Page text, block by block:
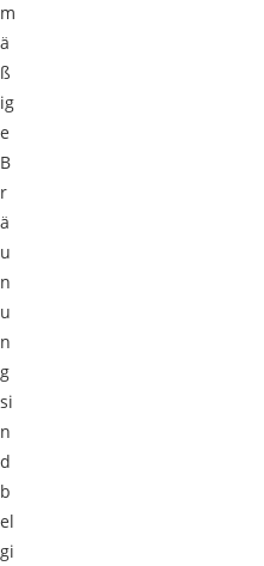
m
ä
ß
ig
e
B
r
ä
u
n
u
n
g
si
n
d
b
el
gi